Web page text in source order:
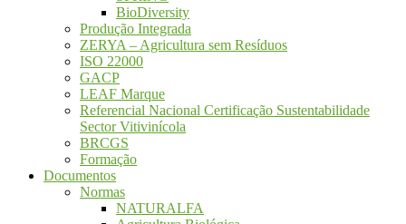
BioDiversity
Produção Integrada
ZERYA – Agricultura sem Resíduos
ISO 22000
GACP
LEAF Marque
Referencial Nacional Certificação Sustentabilidade
Sector Vitivinícola
BRCGS
Formação
Documentos
Normas
NATURALFA